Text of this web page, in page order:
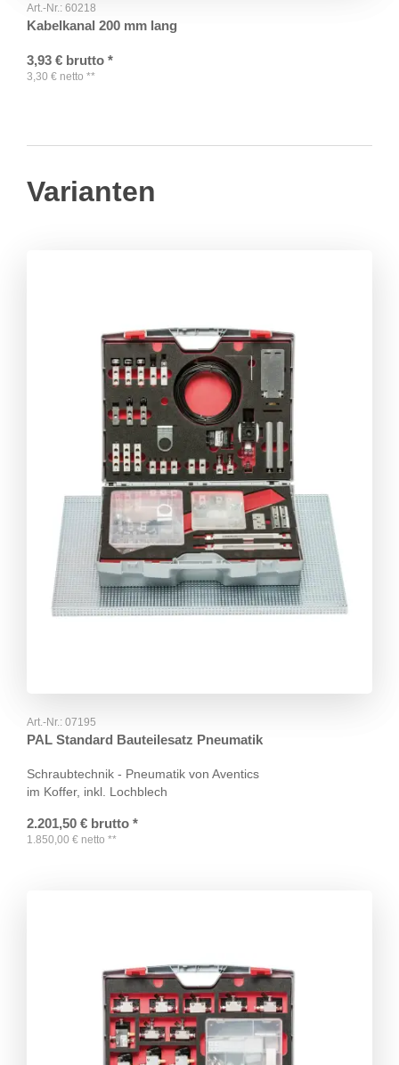
Art.-Nr.: 60218
Kabelkanal 200 mm lang
3,93 € brutto *
3,30 € netto **
Varianten
Art.-Nr.: 07195
PAL Standard Bauteilesatz Pneumatik
Schraubtechnik - Pneumatik von Aventics
im Koffer, inkl. Lochblech
2.201,50 € brutto *
1.850,00 € netto **